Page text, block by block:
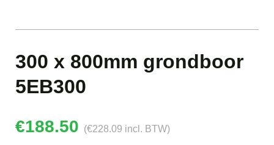
300 x 800mm grondboor
5EB300
€188.50 (€228.09 incl. BTW)